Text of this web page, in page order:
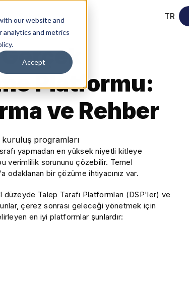
our website and
analytics and metrics
Accept
Şirket TR
Platformu:
ve Rehber
yapmadan en yüksek niyetli kitleye
verimlilik sorununu çözebilir. Temel
bir çözüme ihtiyacınız var.
düzeyde Talep Tarafı Platformları (DSP'ler) ve
çerez sonrası geleceği yönetmek için
en iyi platformlar şunlardır: